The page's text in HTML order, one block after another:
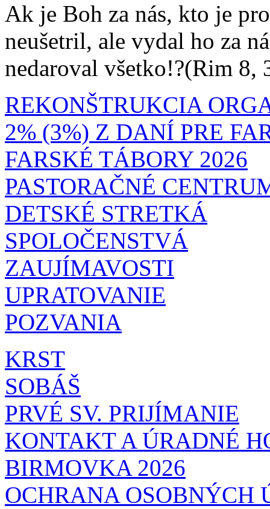
Ak je Boh za nás, kto je
neušetril, ale vydal ho za
nedaroval všetko!?(Rim 8,
REKONŠTRUKCIA
2% (3%) Z DANÍ PRE
FARSKÉ TÁBORY 2026
PASTORAČNÉ
DETSKÉ STRETKÁ
SPOLOČENSTVÁ
ZAUJÍMAVOSTI
UPRATOVANIE
POZVANIA
KRST
SOBÁŠ
PRVÉ SV. PRIJÍMANIE
KONTAKT A ÚRADNÉ
BIRMOVKA 2026
OCHRANA OSOBNÝCH